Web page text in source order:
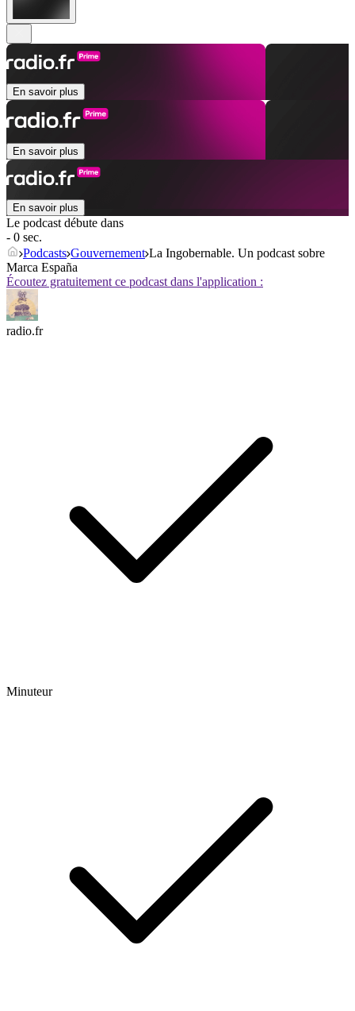
En savoir plus
En savoir plus
En savoir plus
Le podcast débute dans
- 0 sec.
Podcasts Gouvernement La Ingobernable. Un podcast sobre
Marca España
Écoutez gratuitement ce podcast dans l'application :
radio.fr
Minuteur